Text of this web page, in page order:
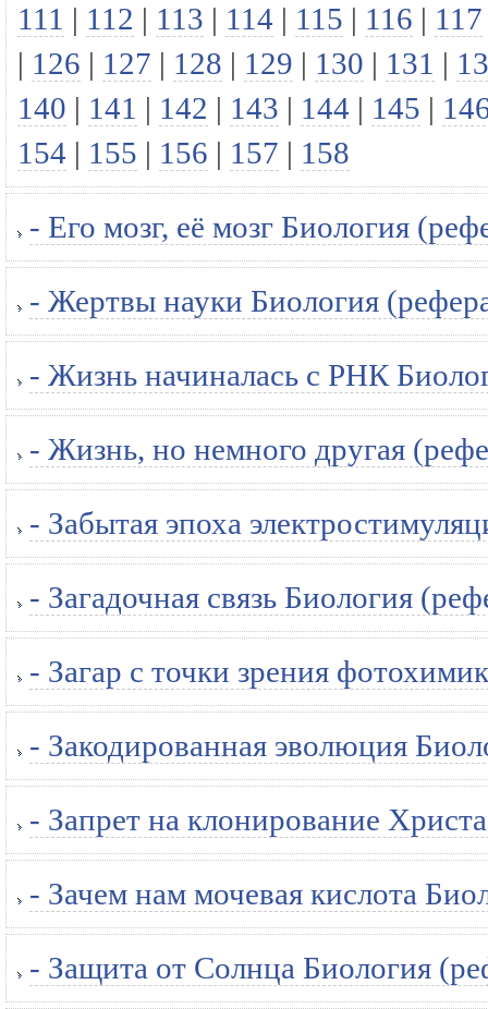
111 | 112 | 113 | 114 | 115 | 116 | 117
| 126 | 127 | 128 | 129 | 130 | 131 |
140 | 141 | 142 | 143 | 144 | 145 |
154 | 155 | 156 | 157 | 158
- Его мозг, её мозг Биология
- Жертвы науки Биология
- Жизнь начиналась с РНК
- Жизнь, но немного другая
- Забытая эпоха
- Загадочная связь Биология
- Загар с точки зрения
- Закодированная эволюция
- Запрет на клонирование
- Зачем нам мочевая кислота
- Защита от Солнца Биология